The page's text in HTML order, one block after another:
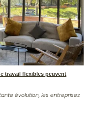
travail flexibles peuvent
évolution, les entreprises